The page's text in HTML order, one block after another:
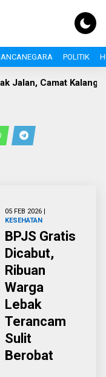
POLITIK
Jalan, Camat
05 FEB 2026 |
KESEHATAN
BPJS Gratis
Dicabut,
Ribuan
Warga
Lebak
Terancam
Sulit
Berobat